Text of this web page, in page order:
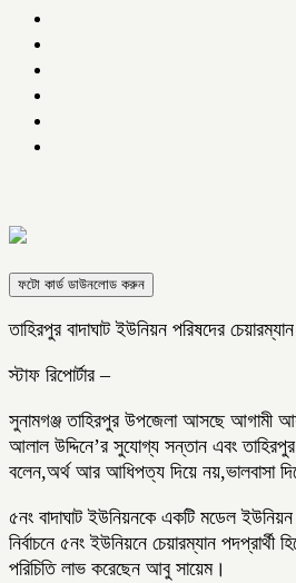
ফটো কার্ড ডাউনলোড করুন
তাহিরপুর বাদাঘাট ইউনিয়ন পরিষদের
স্টাফ রিপোর্টার –
সুনামগঞ্জ তাহিরপুর উপজেলা আসছে আগামী
আলাল উদ্দিনে’র সুযোগ্য সন্তান এবং
বলেন,অর্থ আর আধিপত্য দিয়ে নয়,ভালবাসা
৫নং বাদাঘাট ইউনিয়নকে একটি মডেল
নির্বাচনে ৫নং ইউনিয়নে চেয়ারম্যান
পরিচিতি লাভ করেছেন আবু সায়েম।